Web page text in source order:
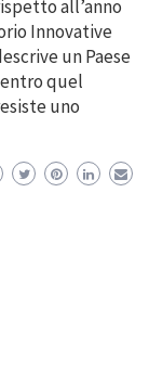
all’anno
Innovative
un Paese
quel
uno